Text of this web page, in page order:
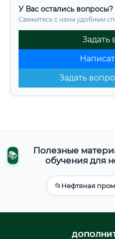
У Вас остались вопросы?
Свяжитесь с нами удобным
Задать
Задать
📚
Полезные
обучения для
📂Нефтяная